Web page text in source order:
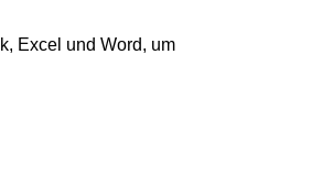
Excel und Word, um